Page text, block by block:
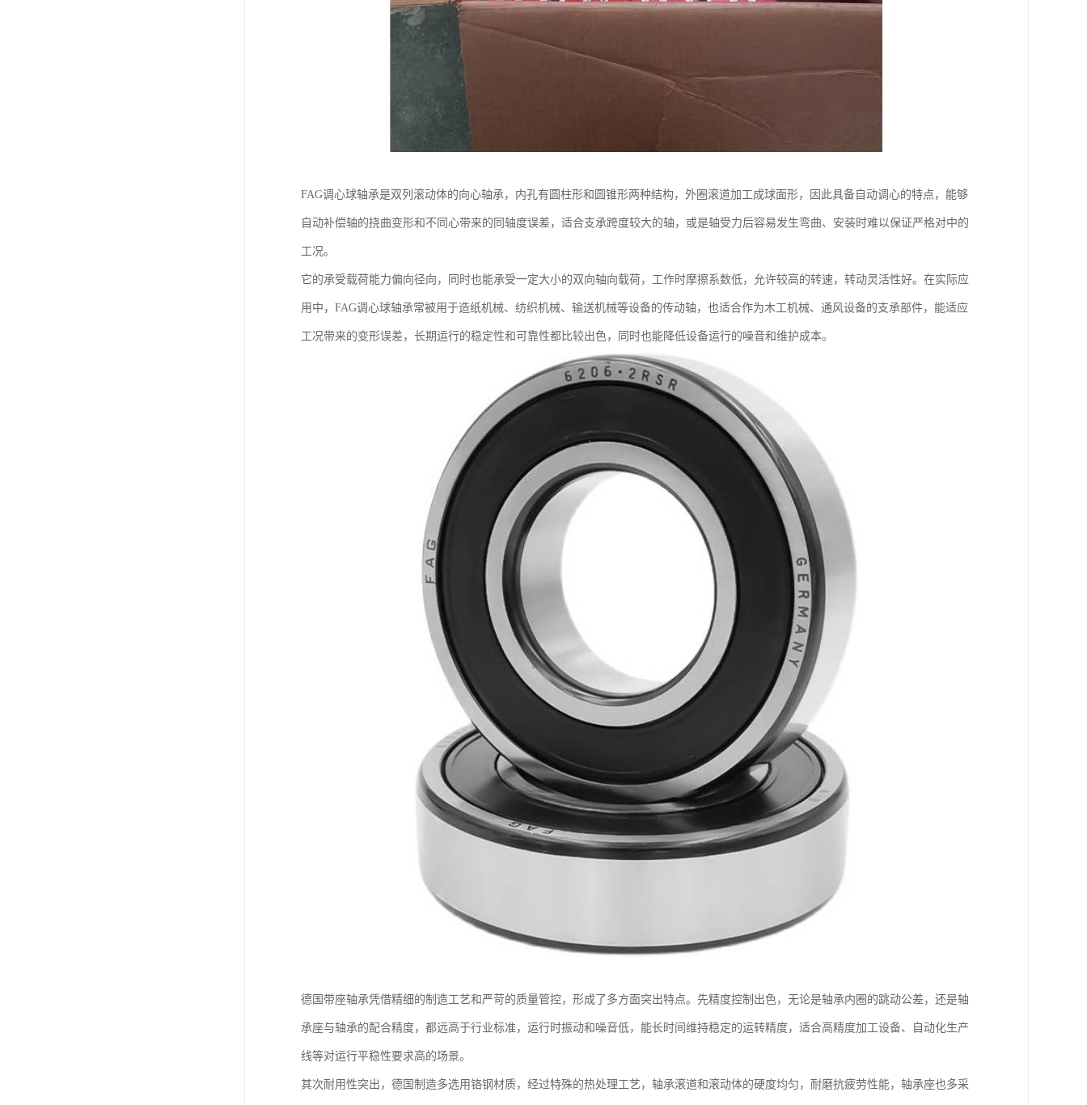
FAG调心球轴承是双列滚动体的向心轴承，内孔有圆柱形和圆锥形两种结构，外圈滚道加工成球面形，因此具备自动调心的特点，能够
自动补偿轴的挠曲变形和不同心带来的同轴度误差，适合支承跨度较大的轴，或是轴受力后容易发生弯曲、安装时难以保证严格对中的
工况。
它的承受载荷能力偏向径向，同时也能承受一定大小的双向轴向载荷，工作时摩擦系数低，允许较高的转速，转动灵活性好。在实际应
用中，FAG调心球轴承常被用于造纸机械、纺织机械、输送机械等设备的传动轴，也适合作为木工机械、通风设备的支承部件，能适应
工况带来的变形误差，长期运行的稳定性和可靠性都比较出色，同时也能降低设备运行的噪音和维护成本。
德国带座轴承凭借精细的制造工艺和严苛的质量管控，形成了多方面突出特点。先精度控制出色，无论是轴承内圈的跳动公差，还是轴
承座与轴承的配合精度，都远高于行业标准，运行时振动和噪音低，能长时间维持稳定的运转精度，适合高精度加工设备、自动化生产
线等对运行平稳性要求高的场景。
其次耐用性突出，德国制造多选用铬钢材质，经过特殊的热处理工艺，轴承滚道和滚动体的硬度均匀，耐磨抗疲劳性能，轴承座也多采